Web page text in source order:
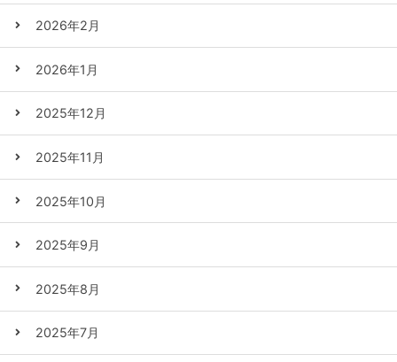
2026年2月
2026年1月
2025年12月
2025年11月
2025年10月
2025年9月
2025年8月
2025年7月